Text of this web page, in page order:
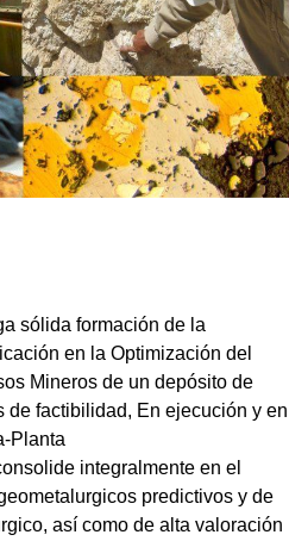
sólida formación de la
en la Optimización del
Mineros de un depósito de
de factibilidad, En ejecución y en
Planta
integralmente en el
predictivos y de
así como de alta valoración